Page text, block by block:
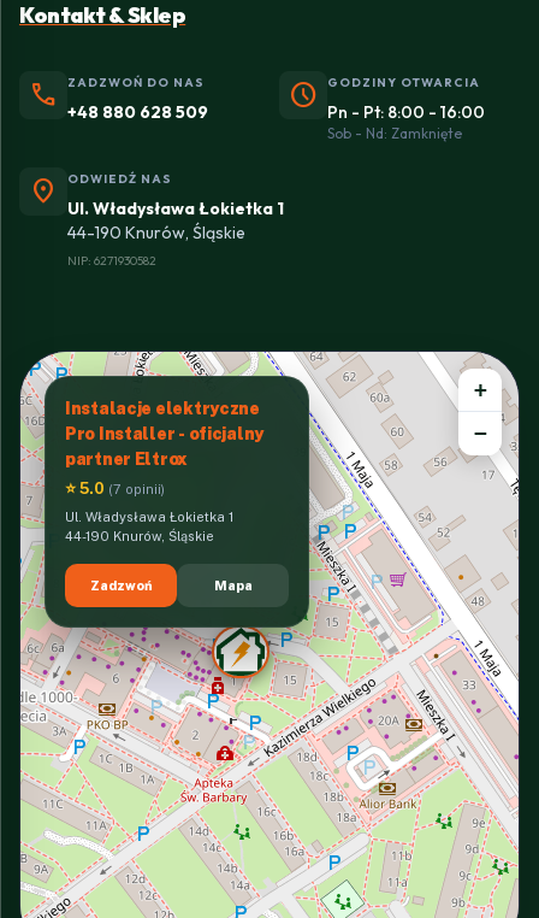
Kontakt & Sklep
phone ZADZWOŃ DO NAS
+48 880 628 509 schedule GODZINY OTWARCIA
Pn - Pt: 8:00 - 16:00
Sob - Nd: Zamknięte
location_on ODWIEDŹ NAS
Ul. Władysława Łokietka 1
44-190 Knurów, Śląskie
NIP: 6271930582
Instalacje elektryczne
Pro Installer - oficjalny
partner Eltrox
⭐ 5.0 (7 opinii)
Ul. Władysława Łokietka 1
44-190 Knurów, Śląskie
Zadzwoń Mapa
+
−
INTERACTIVE VIEW